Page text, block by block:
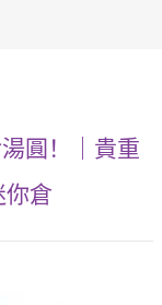
圓！｜貴重
倉